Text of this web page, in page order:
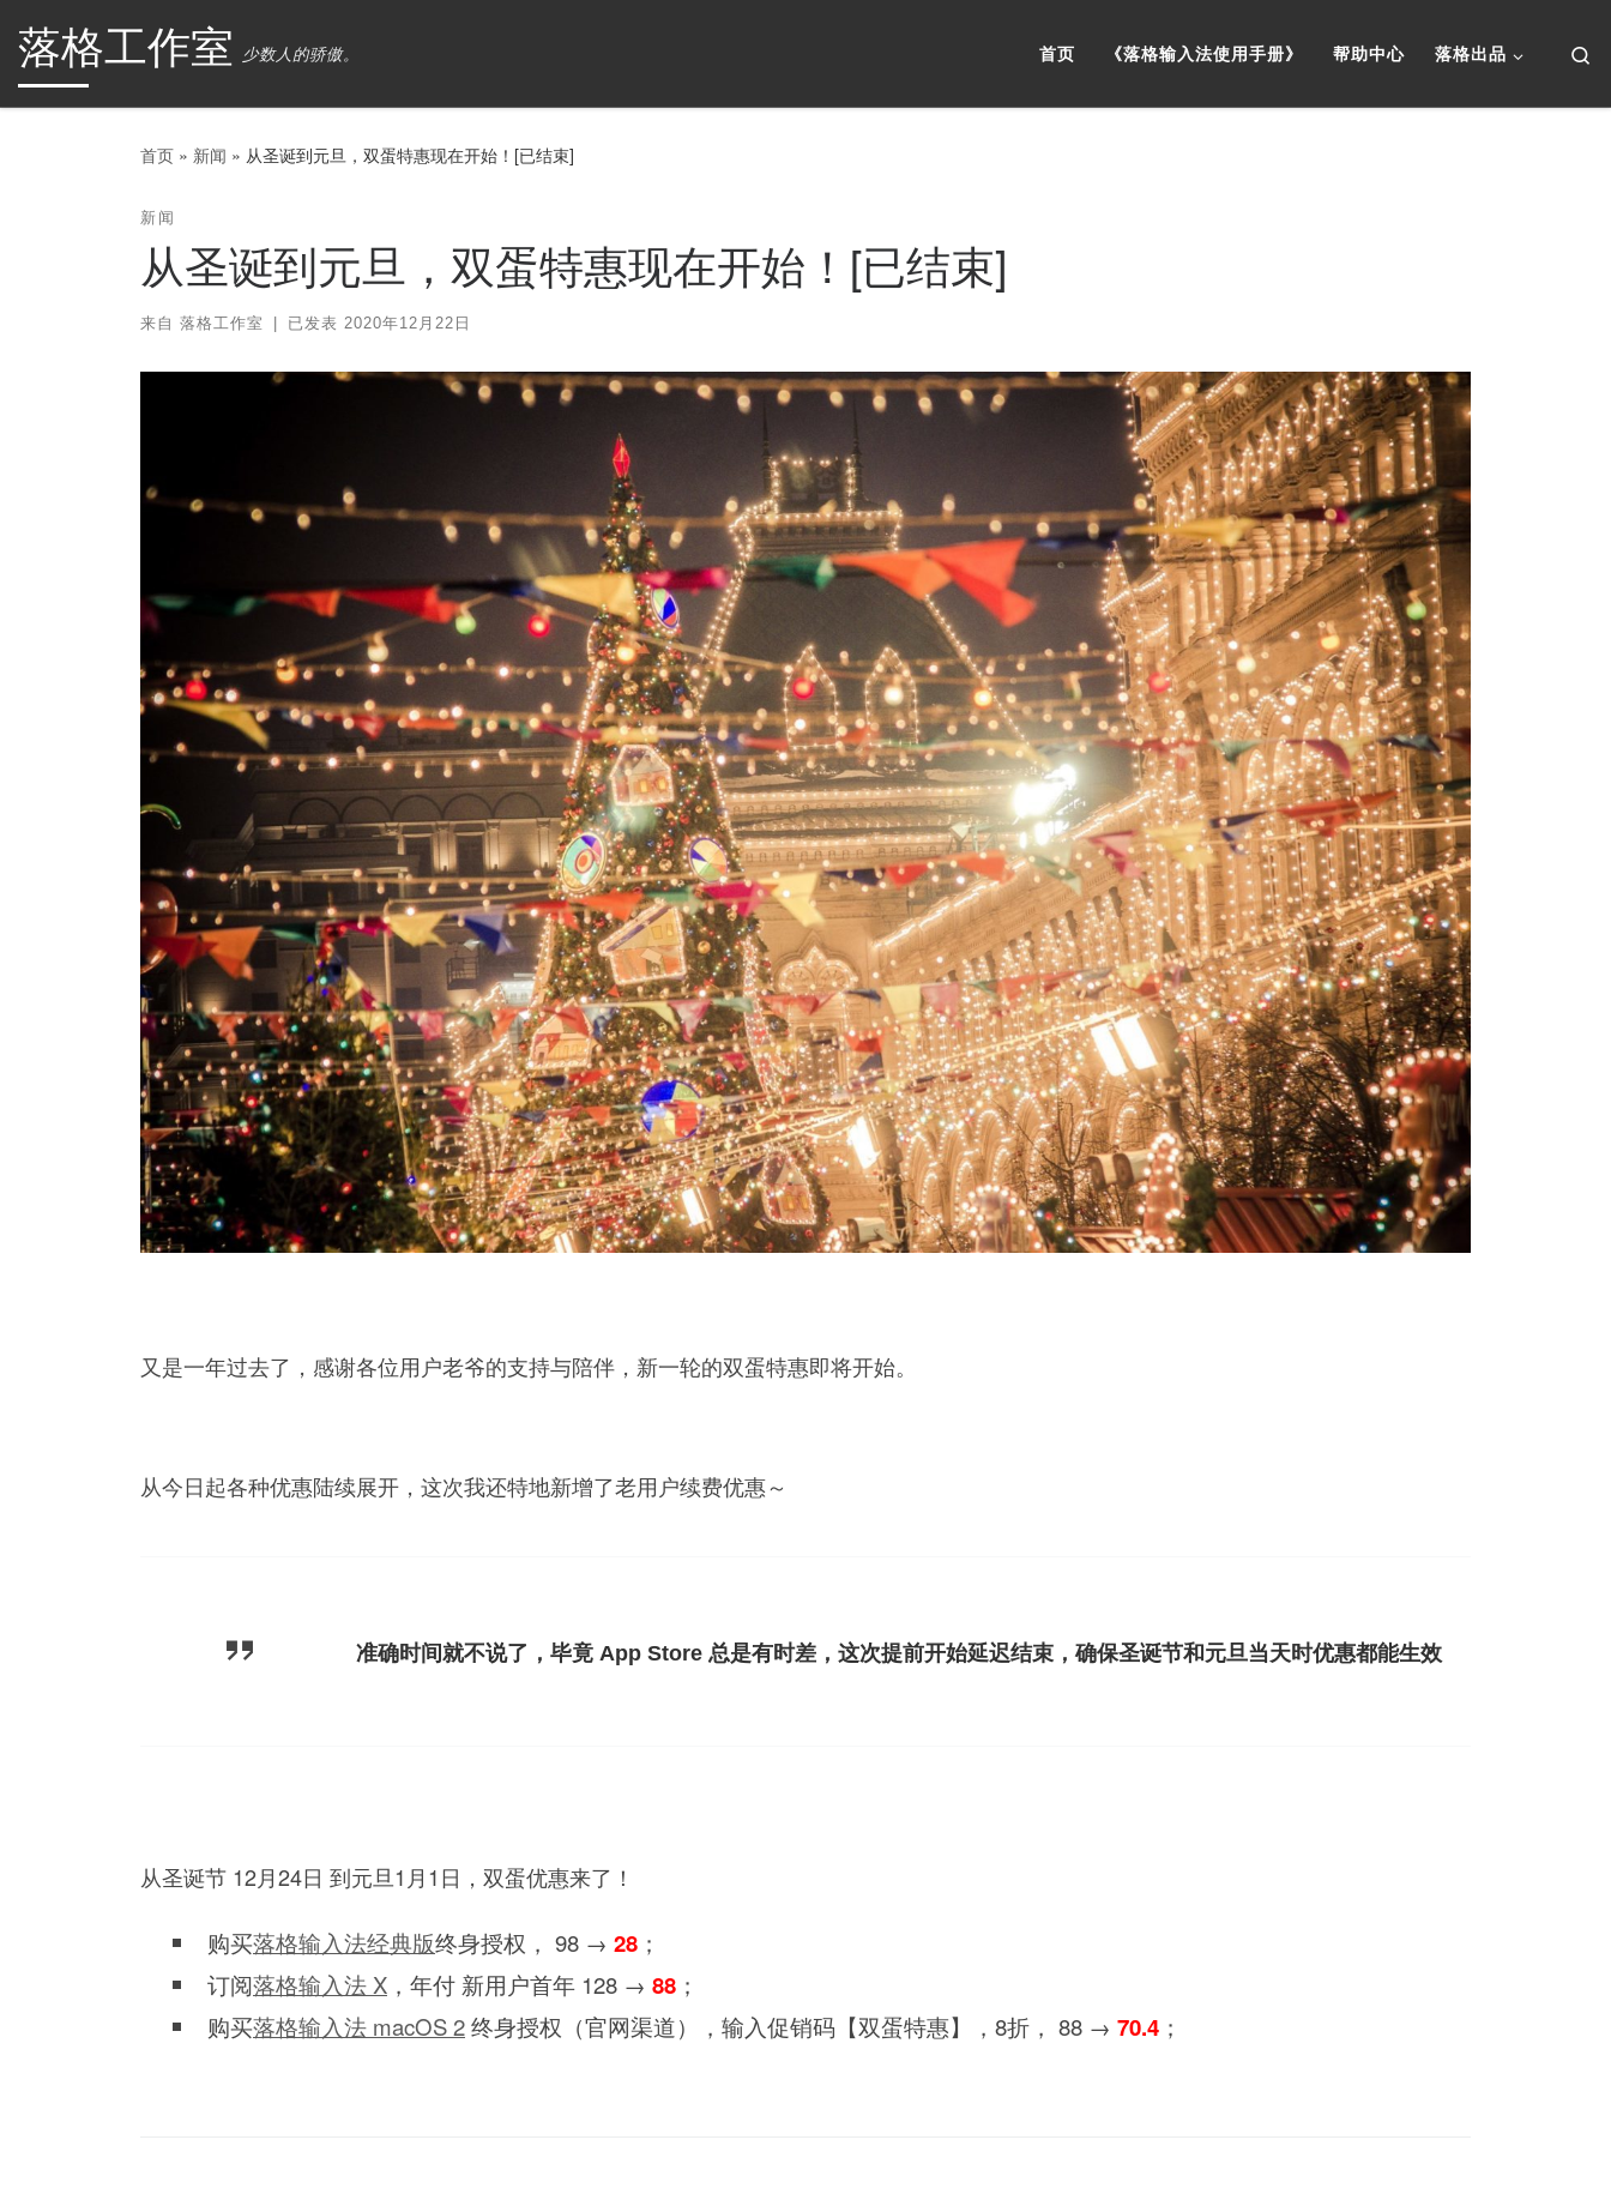
Skip to content
落格工作室 少数人的骄傲。 首页 《落格输入法使用手册》 帮助中心 落格出品
首页 » 新闻 » 从圣诞到元旦，双蛋特惠现在开始！[已结束]
新闻
从圣诞到元旦，双蛋特惠现在开始！[已结束]
来自 落格工作室 已发表 2020年12月22日
又是一年过去了，感谢各位用户老爷的支持与陪伴，新一轮的双蛋特惠即将开始。
从今日起各种优惠陆续展开，这次我还特地新增了老用户续费优惠～
准确时间就不说了，毕竟 App Store 总是有时差，这次提前开始延迟结束，确保圣诞节和元旦当天时优惠都能生效
从圣诞节 12月24日 到元旦1月1日，双蛋优惠来了！
购买落格输入法经典版终身授权， 98 → 28 ；
订阅落格输入法 X ，年付 新用户首年 128 → 88 ；
购买落格输入法 macOS 2终身授权（官网渠道），输入促销码【双蛋特惠】，8折， 88 → 70.4 ；